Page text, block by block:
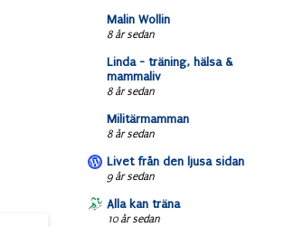
Malin Wollin
8 år sedan
Linda - träning, hälsa &
mammaliv
8 år sedan
Militärmamman
8 år sedan
Livet från den ljusa sidan
9 år sedan
Alla kan träna
10 år sedan